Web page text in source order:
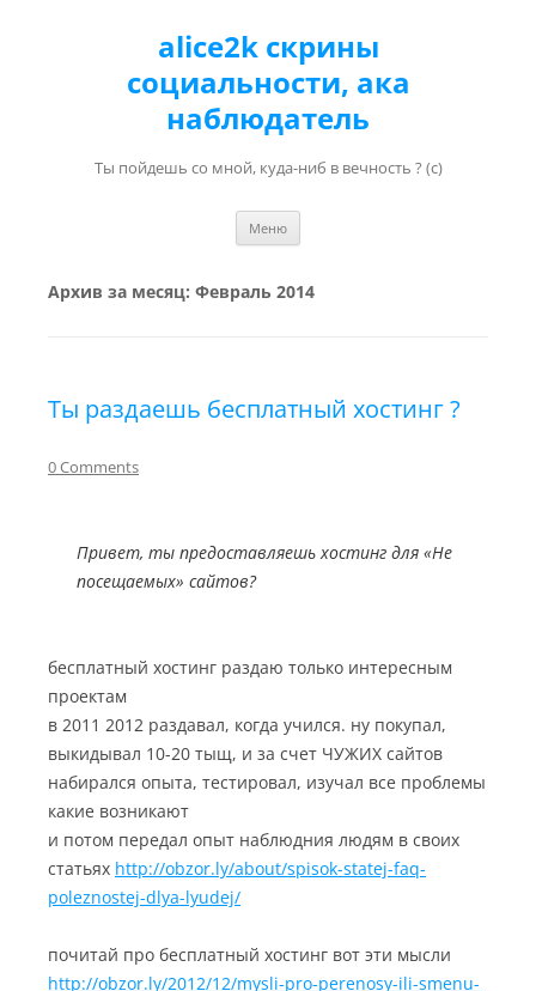
alice2k скрины
социальности, ака
наблюдатель
Ты пойдешь со мной, куда-ниб в вечность ? (с)
Меню
Архив за месяц: Февраль 2014
Ты раздаешь бесплатный хостинг ?
0 Comments
Привет, ты предоставляешь хостинг для «Не
посещаемых» сайтов?
бесплатный хостинг раздаю только интересным
проектам
в 2011 2012 раздавал, когда учился. ну покупал,
выкидывал 10-20 тыщ, и за счет ЧУЖИХ сайтов
набирался опыта, тестировал, изучал все проблемы
какие возникают
и потом передал опыт наблюдния людям в своих
статьях http://obzor.ly/about/spisok-statej-faq-
poleznostej-dlya-lyudej/
почитай про бесплатный хостинг вот эти мысли
http://obzor.ly/2012/12/mysli-pro-perenosy-ili-smenu-